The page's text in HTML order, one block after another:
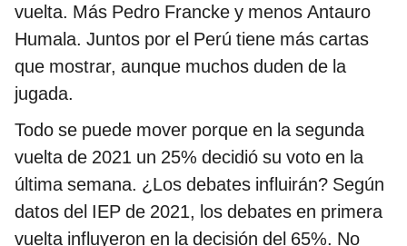
vuelta. Más Pedro Francke y menos Antauro
Humala. Juntos por el Perú tiene más cartas
que mostrar, aunque muchos duden de la
jugada.
Todo se puede mover porque en la segunda
vuelta de 2021 un 25% decidió su voto en la
última semana. ¿Los debates influirán? Según
datos del IEP de 2021, los debates en primera
vuelta influyeron en la decisión del 65%. No